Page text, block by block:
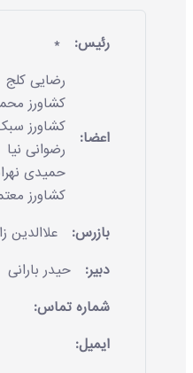
رئیس: *
اعضا:
رضایی کلج
کشاورز
کشاورز
رضوانی نیا
حمیدی
کشاورز
بازرس:
علاالدین
دبیر:
حیدر بارانی
شماره تماس:
ایمیل: